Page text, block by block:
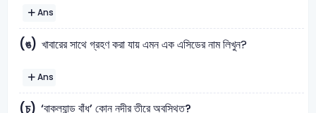
Ans
(ঙ) খাবারের সাথে গ্রহণ করা যায় এমন এক এসিডের নাম লিখুন?
Ans
(চ) ‘বাকল্যান্ড বাঁধ’ কোন নদীর তীরে অবস্থিত?